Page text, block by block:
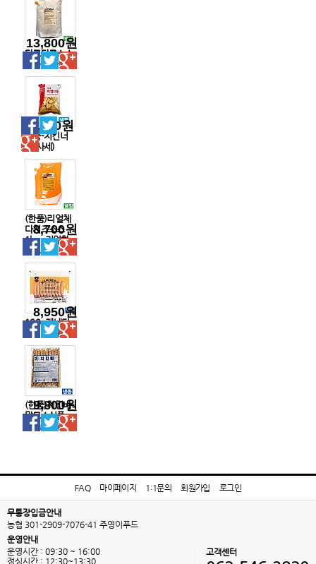
타르타르소스
2kg(한품)
13,800원
한품-치킨너
겟(사세)
9,600원
(한품)리얼체
다치즈소스
1kg -리얼핫
도그재료
8,700원
100g케네디
소시지/1kg
8,950원
(한품)치킨바-
맘모스식품
90g/1.8kg
9,800원
FAQ 마이페이지 1:1문의 회원가입 로그인
무통장입금안내
농협 301-2909-7076-41 주영이푸드
운영안내
운영시간 : 09:30 ~ 16:00
점심시간 : 12:30~13:30
고객센터